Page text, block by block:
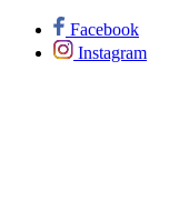
Facebook
Instagram